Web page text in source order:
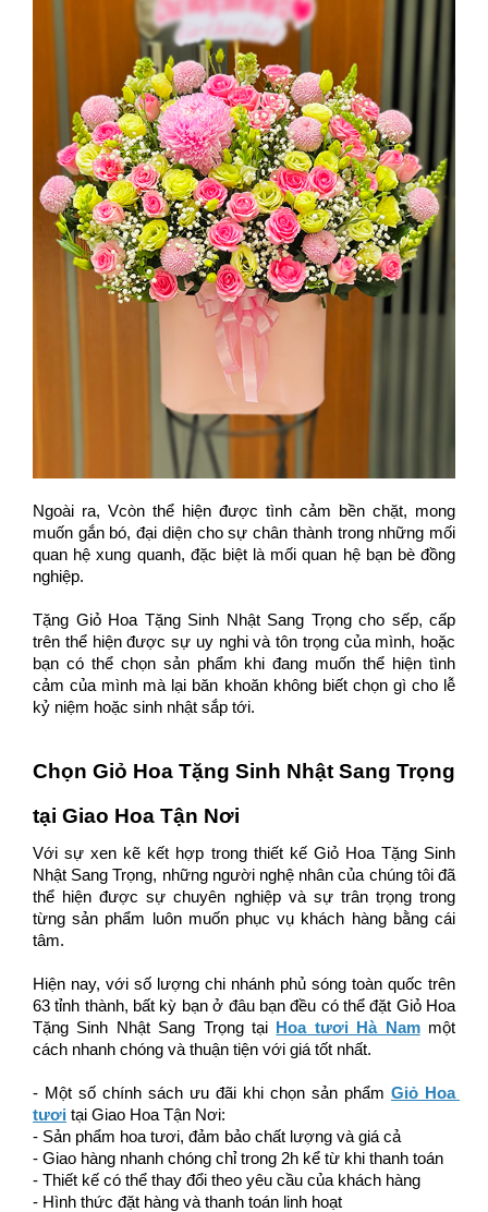
Ngoài ra, Vcòn thể hiện được tình cảm bền chặt, mong
muốn gắn bó, đại diện cho sự chân thành trong những mối
quan hệ xung quanh, đặc biệt là mối quan hệ bạn bè đồng
nghiệp.
Tặng Giỏ Hoa Tặng Sinh Nhật Sang Trọng cho sếp, cấp
trên thể hiện được sự uy nghi và tôn trọng của mình, hoặc
bạn có thể chọn sản phẩm khi đang muốn thể hiện tình
cảm của mình mà lại băn khoăn không biết chọn gì cho lễ
kỷ niệm hoặc sinh nhật sắp tới.
Chọn Giỏ Hoa Tặng Sinh Nhật Sang Trọng
tại Giao Hoa Tận Nơi
Với sự xen kẽ kết hợp trong thiết kế Giỏ Hoa Tặng Sinh
Nhật Sang Trọng, những người nghệ nhân của chúng tôi đã
thể hiện được sự chuyên nghiệp và sự trân trọng trong
từng sản phẩm luôn muốn phục vụ khách hàng bằng cái
tâm.
Hiện nay, với số lượng chi nhánh phủ sóng toàn quốc trên
63 tỉnh thành, bất kỳ bạn ở đâu bạn đều có thể đặt Giỏ Hoa
Tặng Sinh Nhật Sang Trọng tại Hoa tươi Hà Nam một
cách nhanh chóng và thuận tiện với giá tốt nhất.
- Một số chính sách ưu đãi khi chọn sản phẩm Giỏ Hoa
tươi tại Giao Hoa Tận Nơi:
- Sản phẩm hoa tươi, đảm bảo chất lượng và giá cả
- Giao hàng nhanh chóng chỉ trong 2h kể từ khi thanh toán
- Thiết kế có thể thay đổi theo yêu cầu của khách hàng
- Hình thức đặt hàng và thanh toán linh hoạt